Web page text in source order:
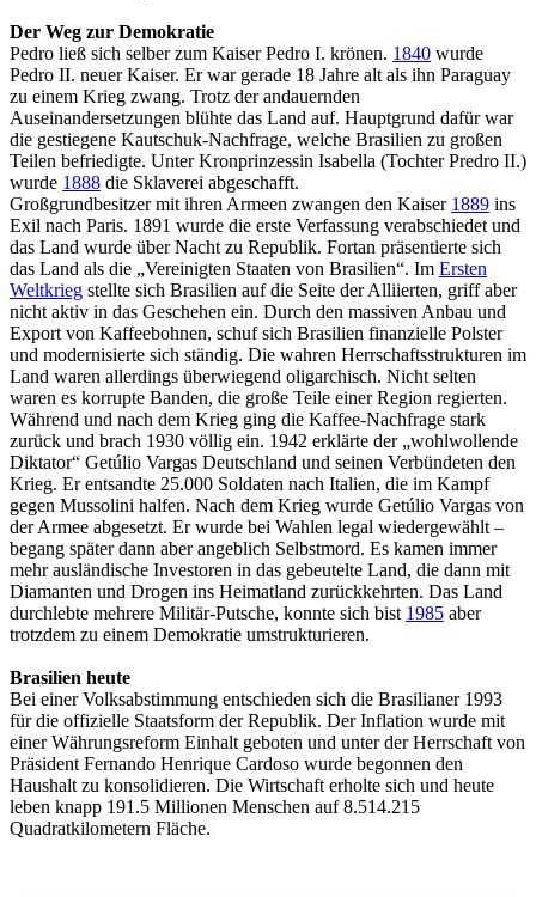
Der Weg zur Demokratie
Pedro ließ sich selber zum Kaiser Pedro I. krönen. 1840 wurde
Pedro II. neuer Kaiser. Er war gerade 18 Jahre alt als ihn Paraguay
zu einem Krieg zwang. Trotz der andauernden
Auseinandersetzungen blühte das Land auf. Hauptgrund dafür war
die gestiegene Kautschuk-Nachfrage, welche Brasilien zu großen
Teilen befriedigte. Unter Kronprinzessin Isabella (Tochter Predro II.)
wurde 1888 die Sklaverei abgeschafft.
Großgrundbesitzer mit ihren Armeen zwangen den Kaiser 1889 ins
Exil nach Paris. 1891 wurde die erste Verfassung verabschiedet und
das Land wurde über Nacht zu Republik. Fortan präsentierte sich
das Land als die „Vereinigten Staaten von Brasilien“. Im Ersten
Weltkrieg stellte sich Brasilien auf die Seite der Alliierten, griff aber
nicht aktiv in das Geschehen ein. Durch den massiven Anbau und
Export von Kaffeebohnen, schuf sich Brasilien finanzielle Polster
und modernisierte sich ständig. Die wahren Herrschaftsstrukturen im
Land waren allerdings überwiegend oligarchisch. Nicht selten
waren es korrupte Banden, die große Teile einer Region regierten.
Während und nach dem Krieg ging die Kaffee-Nachfrage stark
zurück und brach 1930 völlig ein. 1942 erklärte der „wohlwollende
Diktator“ Getúlio Vargas Deutschland und seinen Verbündeten den
Krieg. Er entsandte 25.000 Soldaten nach Italien, die im Kampf
gegen Mussolini halfen. Nach dem Krieg wurde Getúlio Vargas von
der Armee abgesetzt. Er wurde bei Wahlen legal wiedergewählt –
begang später dann aber angeblich Selbstmord. Es kamen immer
mehr ausländische Investoren in das gebeutelte Land, die dann mit
Diamanten und Drogen ins Heimatland zurückkehrten. Das Land
durchlebte mehrere Militär-Putsche, konnte sich bist 1985 aber
trotzdem zu einem Demokratie umstrukturieren.
Brasilien heute
Bei einer Volksabstimmung entschieden sich die Brasilianer 1993
für die offizielle Staatsform der Republik. Der Inflation wurde mit
einer Währungsreform Einhalt geboten und unter der Herrschaft von
Präsident Fernando Henrique Cardoso wurde begonnen den
Haushalt zu konsolidieren. Die Wirtschaft erholte sich und heute
leben knapp 191.5 Millionen Menschen auf 8.514.215
Quadratkilometern Fläche.